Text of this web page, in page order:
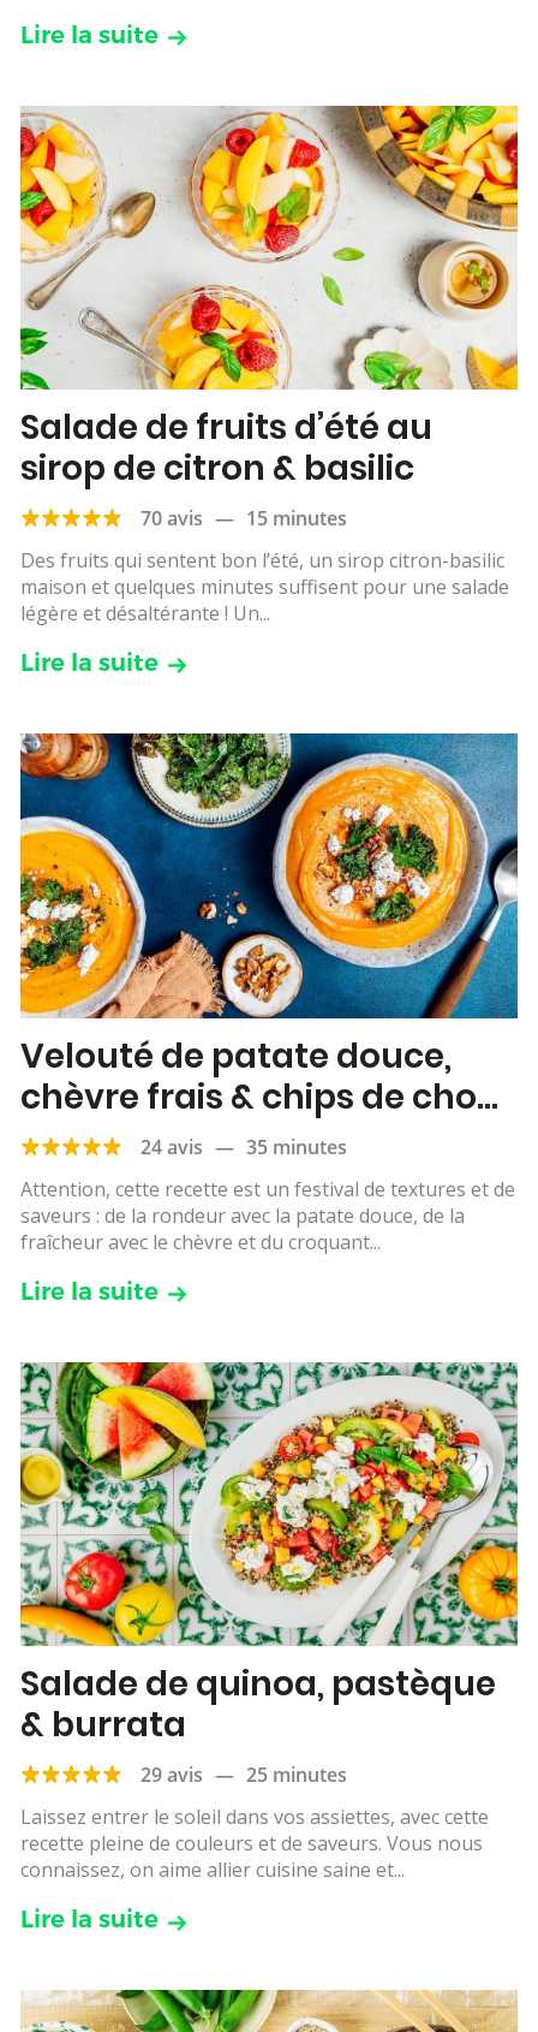
Lire la suite
Salade de fruits d’été au
sirop de citron & basilic
70 avis — 15 minutes
Des fruits qui sentent bon l’été, un sirop citron-basilic
maison et quelques minutes suffisent pour une salade
légère et désaltérante ! Un...
Lire la suite
Velouté de patate douce,
chèvre frais & chips de chou
kale
24 avis — 35 minutes
Attention, cette recette est un festival de textures et de
saveurs : de la rondeur avec la patate douce, de la
fraîcheur avec le chèvre et du croquant...
Lire la suite
Salade de quinoa, pastèque
& burrata
29 avis — 25 minutes
Laissez entrer le soleil dans vos assiettes, avec cette
recette pleine de couleurs et de saveurs. Vous nous
connaissez, on aime allier cuisine saine et...
Lire la suite